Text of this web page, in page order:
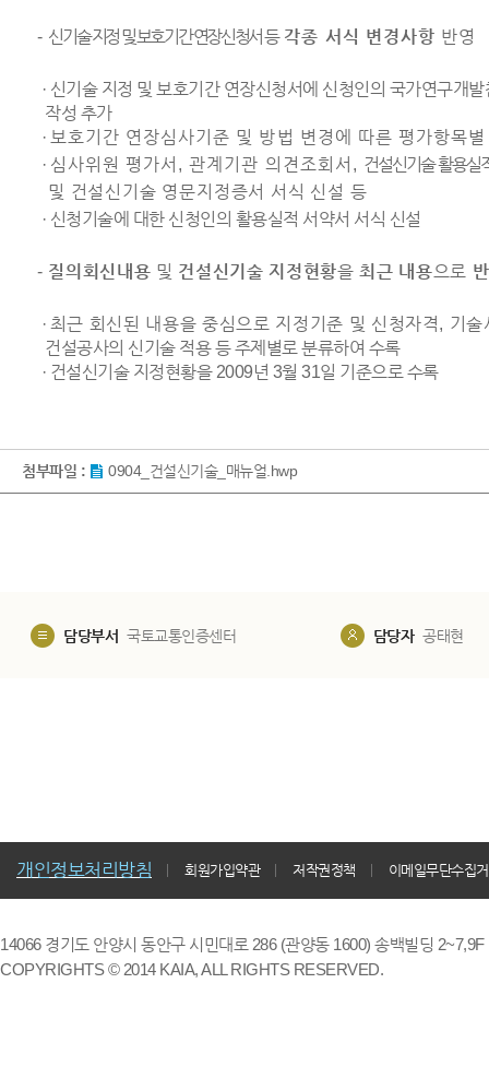
- 신기술 지정 및 보호기간 연장신청서등 각종 서식 변경사항 반영
· 신기술 지정 및 보호기간 연장신청서에 신청인의 국가연구개발
작성 추가
· 보호기간 연장심사기준 및 방법 변경에 따른 평가항목
· 심사위원 평가서, 관계기관 의견조회서, 건설신기술 활용실
및 건설신기술 영문지정증서 서식 신설 등
· 신청기술에 대한 신청인의 활용실적 서약서 서식 신설
- 질의회신내용 및 건설신기술 지정현황을 최근 내용으로
· 최근 회신된 내용을 중심으로 지정기준 및 신청자격, 기술
건설공사의 신기술 적용 등 주제별로 분류하여 수록
· 건설신기술 지정현황을 2009년 3월 31일 기준으로 수록
첨부파일 : 0904_건설신기술_매뉴얼.hwp
담당부서 국토교통인증센터 담당자 공태현
개인정보처리방침 회원가입약관 저작권정책 이메일무단수집
14066 경기도 안양시 동안구 시민대로 286 (관양동 1600) 송백빌딩
COPYRIGHTS © 2014 KAIA, ALL RIGHTS RESERVED.